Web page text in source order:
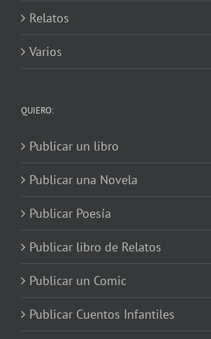
Relatos
Varios
QUIERO:
Publicar un libro
Publicar una Novela
Publicar Poesía
Publicar libro de Relatos
Publicar un Comic
Publicar Cuentos Infantiles